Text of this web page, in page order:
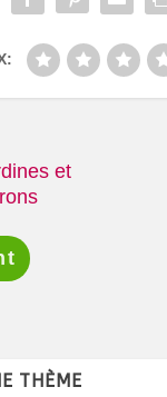
et
THÈME